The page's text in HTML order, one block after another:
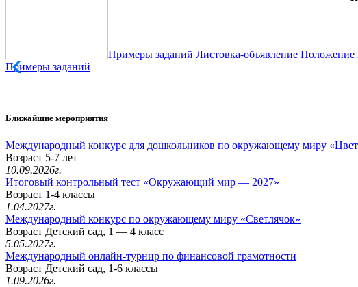
Примеры заданий Листовка-объявление Положение
Примеры заданий
Ближайшие мероприятия
Международный конкурс для дошкольников по окружающему миру
Возраст 5-7 лет
10.09.2026г.
Итоговый контрольный тест «Окружающий мир — 2027»
Возраст 1-4 классы
1.04.2027г.
Международный конкурс по окружающему миру «Светлячок»
Возраст Детский сад, 1 — 4 класс
5.05.2027г.
Международный онлайн-турнир по финансовой грамотности
Возраст Детский сад, 1-6 классы
1.09.2026г.